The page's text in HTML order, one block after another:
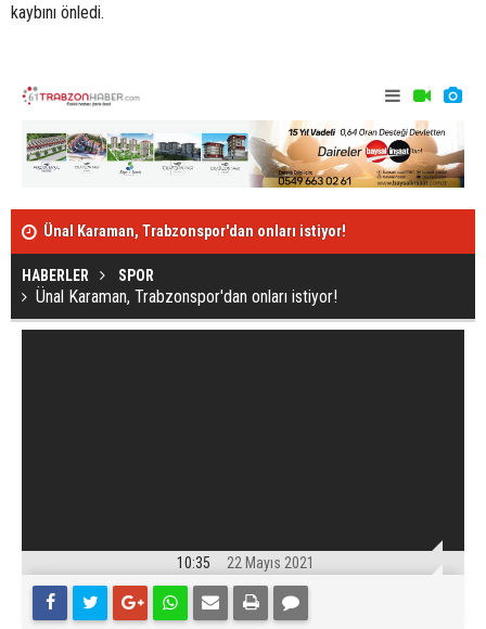
kaybını önledi.
Ünal Karaman, Trabzonspor'dan onları istiyor!
HABERLER SPOR
Ünal Karaman, Trabzonspor'dan onları istiyor!
10:35 22 Mayıs 2021